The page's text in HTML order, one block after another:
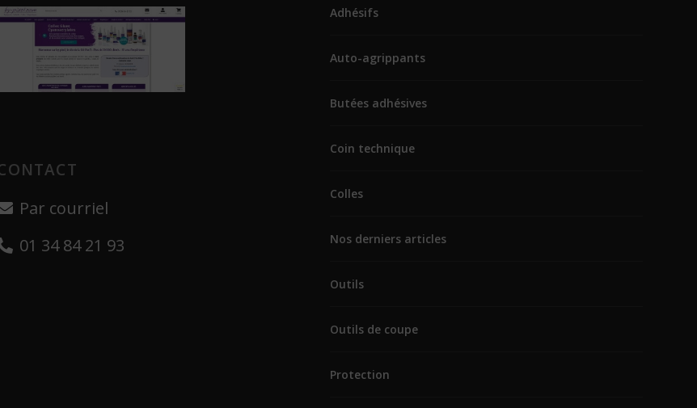
Par courriel
01 34 84 21 93
Adhésifs
Auto-agrippants
Butées adhésives
Coin technique
Colles
Nos derniers articles
Outils
Outils de coupe
Protection